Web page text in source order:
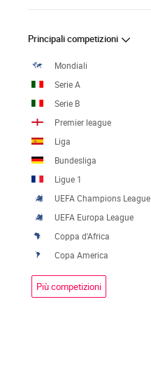
Principali competizioni
Mondiali
Serie A
Serie B
Premier league
Liga
Bundesliga
Ligue 1
UEFA Champions League
UEFA Europa League
Coppa d'Africa
Copa America
Più competizioni